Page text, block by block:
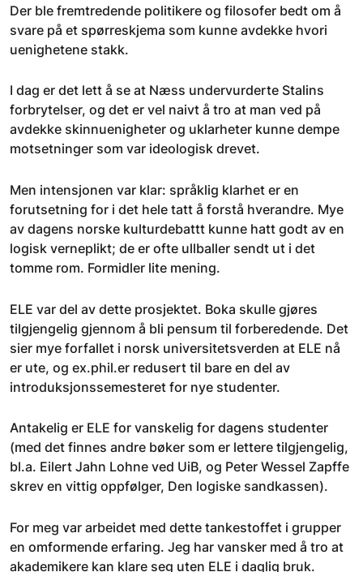
Der ble fremtredende politikere og filosofer bedt om å
svare på et spørreskjema som kunne avdekke hvori
uenighetene stakk.
I dag er det lett å se at Næss undervurderte Stalins
forbrytelser, og det er vel naivt å tro at man ved på
avdekke skinnuenigheter og uklarheter kunne dempe
motsetninger som var ideologisk drevet.
Men intensjonen var klar: språklig klarhet er en
forutsetning for i det hele tatt å forstå hverandre. Mye
av dagens norske kulturdebattt kunne hatt godt av en
logisk verneplikt; de er ofte ullballer sendt ut i det
tomme rom. Formidler lite mening.
ELE var del av dette prosjektet. Boka skulle gjøres
tilgjengelig gjennom å bli pensum til forberedende. Det
sier mye forfallet i norsk universitetsverden at ELE nå
er ute, og ex.phil.er redusert til bare en del av
introduksjonssemesteret for nye studenter.
Antakelig er ELE for vanskelig for dagens studenter
(med det finnes andre bøker som er lettere tilgjengelig,
bl.a. Eilert Jahn Lohne ved UiB, og Peter Wessel Zapffe
skrev en vittig oppfølger, Den logiske sandkassen).
For meg var arbeidet med dette tankestoffet i grupper
en omformende erfaring. Jeg har vansker med å tro at
akademikere kan klare seg uten ELE i daglig bruk.